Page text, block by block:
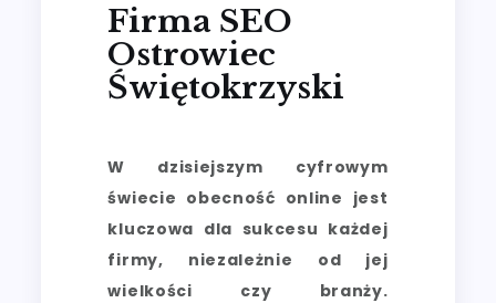
Firma SEO
Ostrowiec
Świętokrzyski
W dzisiejszym cyfrowym
świecie obecność online jest
kluczowa dla sukcesu każdej
firmy, niezależnie od jej
wielkości czy branży.